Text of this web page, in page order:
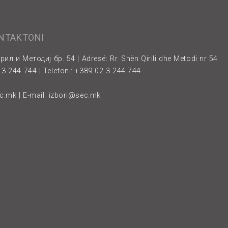
и Методиј бр. 54 | Adresë: Rr. Shën Qirili dhe Metodi nr 54
244 744 | Telefoni: +389 02 3 244 744
| E-mail: izbori@sec.mk